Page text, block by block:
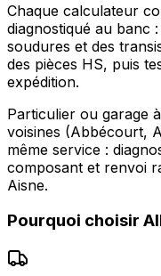
Chaque calculateur
diagnostiqué au banc
soudures et des
des pièces HS, puis
expédition.
Particulier ou garage
voisines (Abbécourt,
même service :
composant et renvoi
Aisne.
Pourquoi choisir